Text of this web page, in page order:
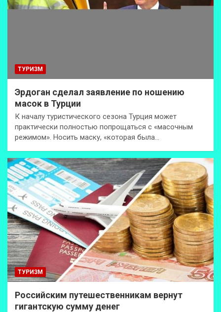
ТУРИЗМ
Эрдоган сделал заявление по ношению
масок в Турции
К началу туристического сезона Турция может
практически полностью попрощаться с «масочным
режимом». Носить маску, «которая была…
ТУРИЗМ
Российским путешественникам вернут
гигантскую сумму денег